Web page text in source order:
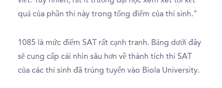
quả của phần thi này trong tổng điểm của thí sinh."
1085 là mức điểm SAT rất cạnh tranh. Bảng dưới đây
sẽ cung cấp cái nhìn sâu hơn về thành tích thi SAT
của các thí sinh đã trúng tuyển vào Biola University.